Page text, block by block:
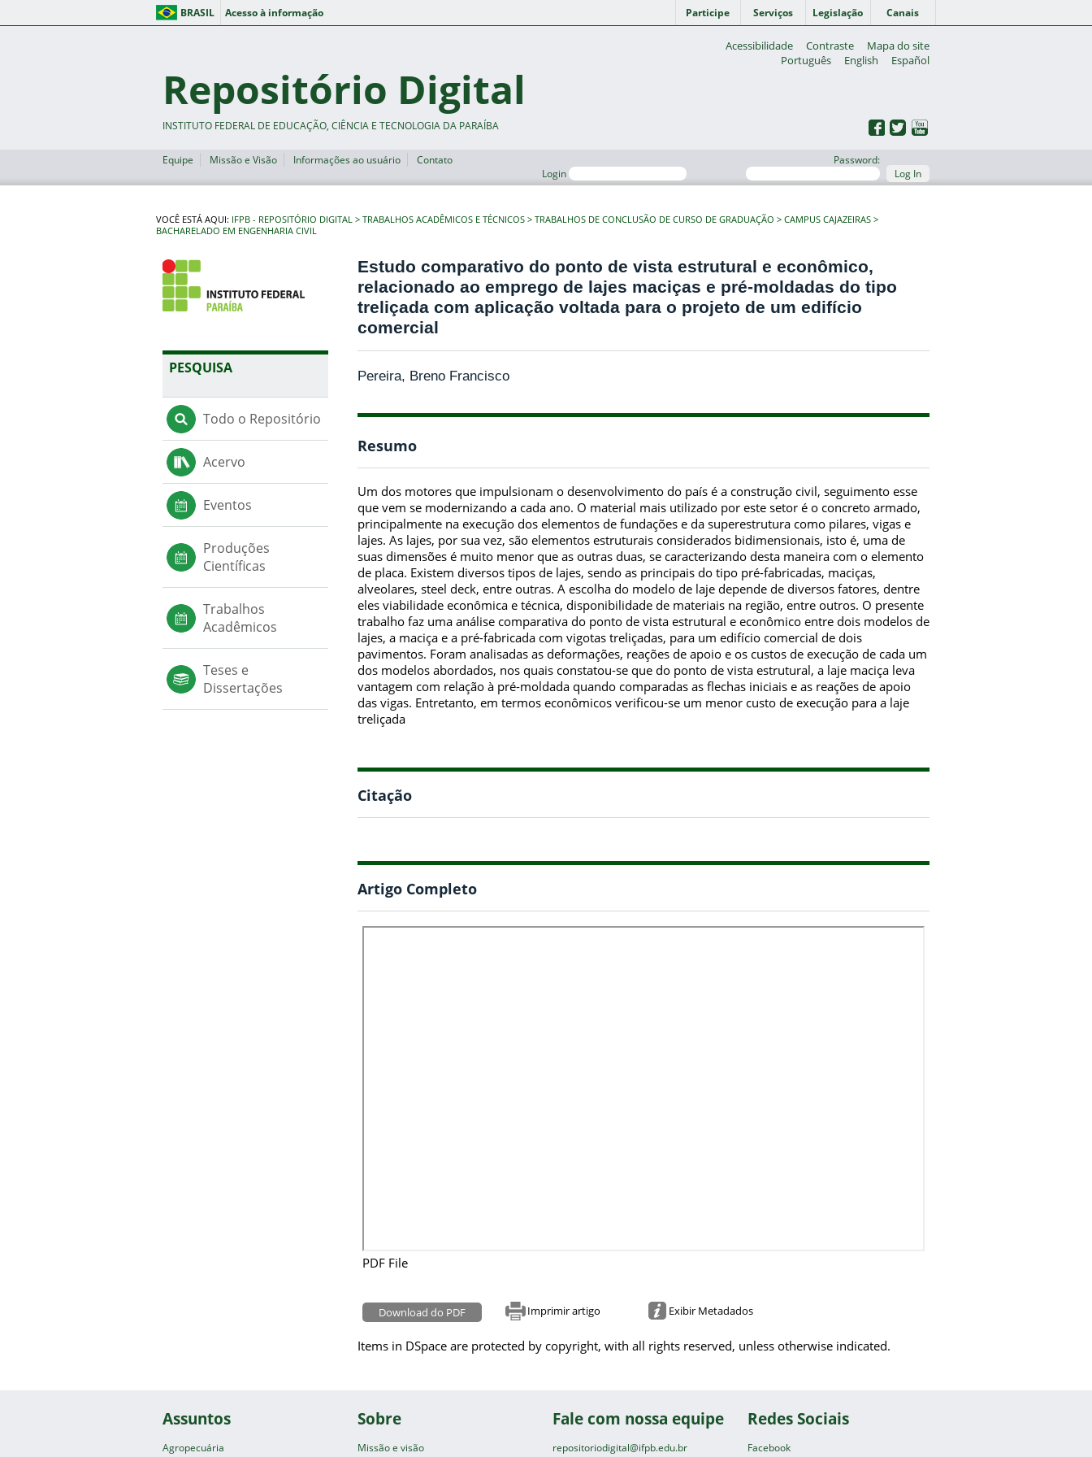
BRASIL Acesso à informação Participe Serviços Legislação Canais
Acessibilidade Contraste
Mapa do site
Português
English Español
Repositório Digital
INSTITUTO FEDERAL DE EDUCAÇÃO, CIÊNCIA E TECNOLOGIA DA PARAÍBA
Equipe Missão e Visão Informações ao usuário
Contato
Login
Password:
Log In
VOCÊ ESTÁ AQUI: IFPB - REPOSITÓRIO DIGITAL TRABALHOS ACADÊMICOS E TÉCNICOS TRABALHOS DE CONCLUSÃO DE CURSO DE GRADUAÇÃO
CAMPUS CAJAZEIRAS
BACHARELADO EM ENGENHARIA CIVIL
PESQUISA
Todo o Repositório
Acervo
Eventos
Produções
Científicas
Trabalhos
Acadêmicos
Teses e
Dissertações
Estudo comparativo do ponto de vista estrutural e econômico,
relacionado ao emprego de lajes maciças e pré-moldadas do tipo
treliçada com aplicação voltada para o projeto de um edifício
comercial
Pereira, Breno Francisco
Resumo
Um dos motores que impulsionam o desenvolvimento do país é a construção civil, seguimento esse
que vem se modernizando a cada ano. O material mais utilizado por este setor é o concreto armado,
principalmente na execução dos elementos de fundações e da superestrutura como pilares, vigas e
lajes. As lajes, por sua vez, são elementos estruturais considerados bidimensionais, isto é, uma de
suas dimensões é muito menor que as outras duas, se caracterizando desta maneira com o elemento
de placa. Existem diversos tipos de lajes, sendo as principais do tipo pré-fabricadas, maciças,
alveolares, steel deck, entre outras. A escolha do modelo de laje depende de diversos fatores, dentre
eles viabilidade econômica e técnica, disponibilidade de materiais na região, entre outros. O presente
trabalho faz uma análise comparativa do ponto de vista estrutural e econômico entre dois modelos de
lajes, a maciça e a pré-fabricada com vigotas treliçadas, para um edifício comercial de dois
pavimentos. Foram analisadas as deformações, reações de apoio e os custos de execução de cada um
dos modelos abordados, nos quais constatou-se que do ponto de vista estrutural, a laje maciça leva
vantagem com relação à pré-moldada quando comparadas as flechas iniciais e as reações de apoio
das vigas. Entretanto, em termos econômicos verificou-se um menor custo de execução para a laje
treliçada
Citação
Artigo Completo
PDF File
Download do PDF Imprimir artigo Exibir Metadados
Items in DSpace are protected by copyright, with all rights reserved, unless otherwise indicated.
Assuntos
Agropecuária
Sobre
Missão e visão
Fale com nossa equipe
repositoriodigital@ifpb.edu.br
Redes Sociais
Facebook